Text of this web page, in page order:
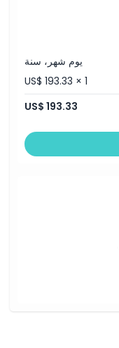
يوم شهر، سنة
US$ 193.33 × 1
US$ 193.33